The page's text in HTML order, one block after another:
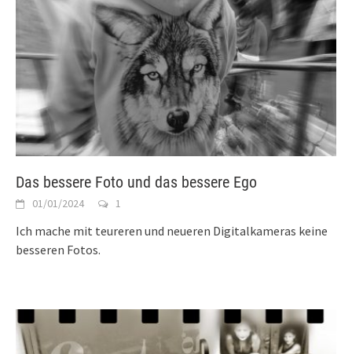
Das bessere Foto und das bessere Ego
01/01/2024 1
Ich mache mit teureren und neueren Digitalkameras keine
besseren Fotos.